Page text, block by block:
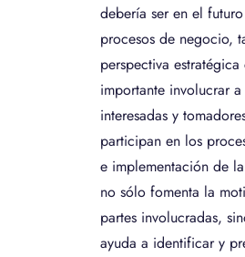
debería ser en el
procesos de negocio,
perspectiva
importante involucrar
interesadas y
participan en los
e implementación de
no sólo fomenta la
partes involucradas,
ayuda a identificar y